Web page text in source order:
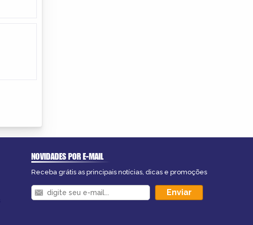
NOVIDADES POR E-MAIL
Receba grátis as principais notícias, dicas e promoções